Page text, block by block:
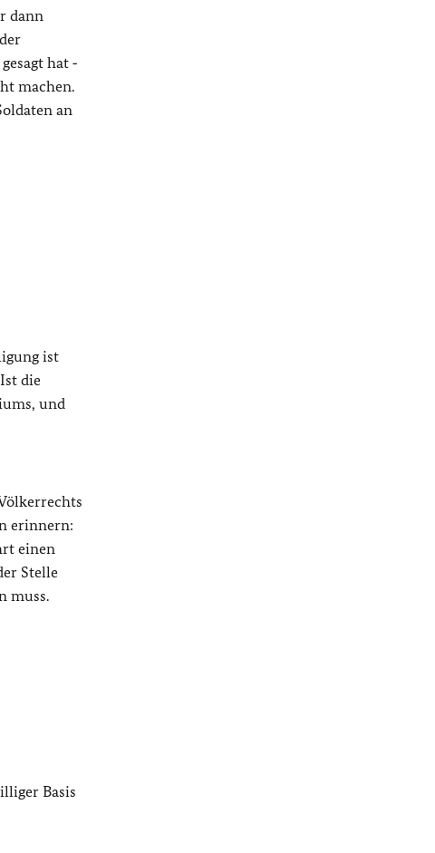
dann
hat ‑
machen.
an
ist
die
und
erinnern:
einen
Stelle
muss.
Basis